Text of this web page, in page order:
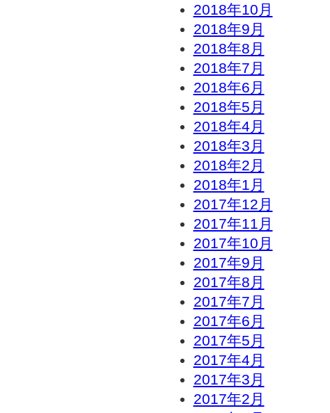
2018年10月
2018年9月
2018年8月
2018年7月
2018年6月
2018年5月
2018年4月
2018年3月
2018年2月
2018年1月
2017年12月
2017年11月
2017年10月
2017年9月
2017年8月
2017年7月
2017年6月
2017年5月
2017年4月
2017年3月
2017年2月